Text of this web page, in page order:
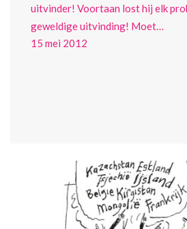
uitvinder! Voortaan lost hij elk
geweldige uitvinding! Moet…
15 mei 2012